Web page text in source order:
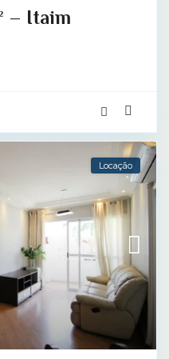
– Itaim
Locação